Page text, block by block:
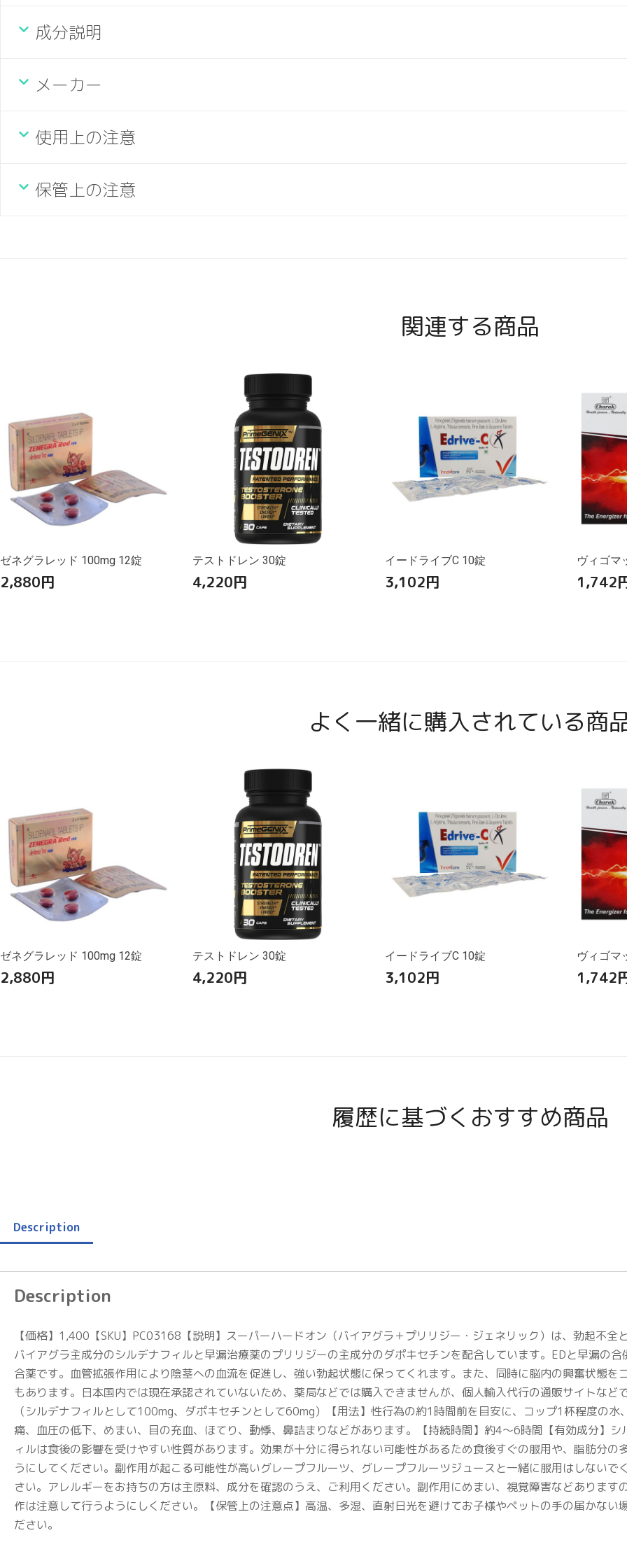
成分説明
メーカー
使用上の注意
保管上の注意
関連する商品
ゼネグラレッド 100mg 12錠
2,880円
テストドレン 30錠
4,220円
イードライブC 10錠
3,102円
ヴィゴマ
1,742
よく一緒に購入されている商
ゼネグラレッド 100mg 12錠
2,880円
テストドレン 30錠
4,220円
イードライブC 10錠
3,102円
ヴィゴマ
1,742
履歴に基づくおすすめ商品
Description
Description
【価格】1,400【SKU】PC03168【説明】スーパーハードオン（バイアグラ＋プリリジー・ジェネリック）は、勃起不
バイアグラ主成分のシルデナフィルと早漏治療薬のプリリジーの主成分のダポキセチンを配合しています。EDと早漏の
合薬です。血管拡張作用により陰茎への血流を促進し、強い勃起状態に保ってくれます。また、同時に脳内の興奮状態
もあります。日本国内では現在承認されていないため、薬局などでは購入できませんが、個人輸入代行の通販サイトな
（シルデナフィルとして100mg、ダポキセチンとして60mg）【用法】性行為の約1時間前を目安に、コップ1杯程度の
痛、血圧の低下、めまい、目の充血、ほてり、動悸、鼻詰まりなどがあります。【持続時間】約4～6時間【有効成分】
ィルは食後の影響を受けやすい性質があります。効果が十分に得られない可能性があるため食後すぐの服用や、脂肪分
うにしてください。副作用が起こる可能性が高いグレープフルーツ、グレープフルーツジュースと一緒に服用はしない
さい。アレルギーをお持ちの方は主原料、成分を確認のうえ、ご利用ください。副作用にめまい、視覚障害などありま
作は注意して行うようにしください。【保管上の注意点】高温、多湿、直射日光を避けてお子様やペットの手の届かな
ださい。